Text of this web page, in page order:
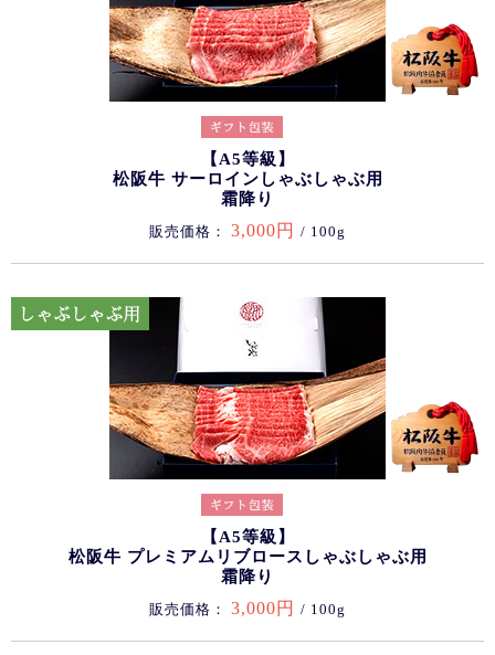
【A5等級】
松阪牛 サーロインしゃぶしゃぶ用
霜降り
販売価格： 3,000円 / 100g
【A5等級】
松阪牛 プレミアムリブロースしゃぶしゃぶ用
霜降り
販売価格： 3,000円 / 100g